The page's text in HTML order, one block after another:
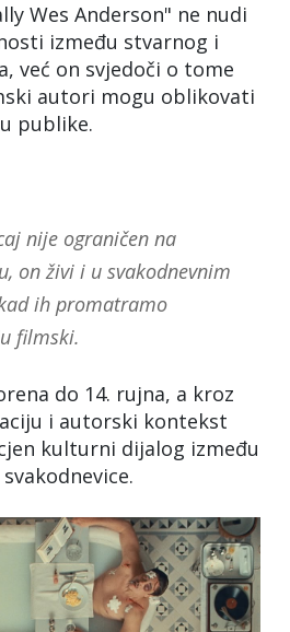
Wes Anderson" ne nudi
između stvarnog i
već on svjedoči o tome
autori mogu oblikovati
publike.
nije ograničen na
on živi i u svakodnevnim
ih promatramo
filmski.
do 14. rujna, a kroz
i autorski kontekst
kulturni dijalog između